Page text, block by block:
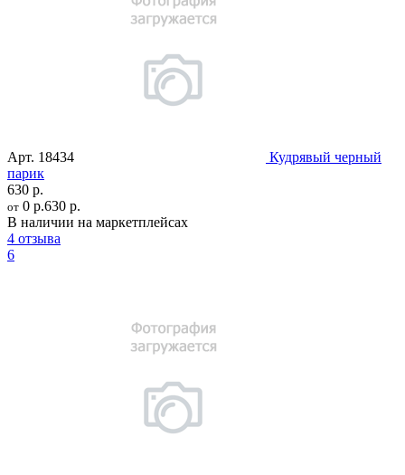
Арт. 18434
Кудрявый черный
парик
630 р.
от 0 р.630 р.
В наличии на маркетплейсах
4 отзыва
6